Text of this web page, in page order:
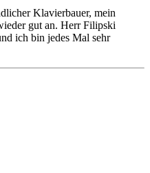
Klavierbauer, mein
gut an. Herr Filipski
ich bin jedes Mal sehr